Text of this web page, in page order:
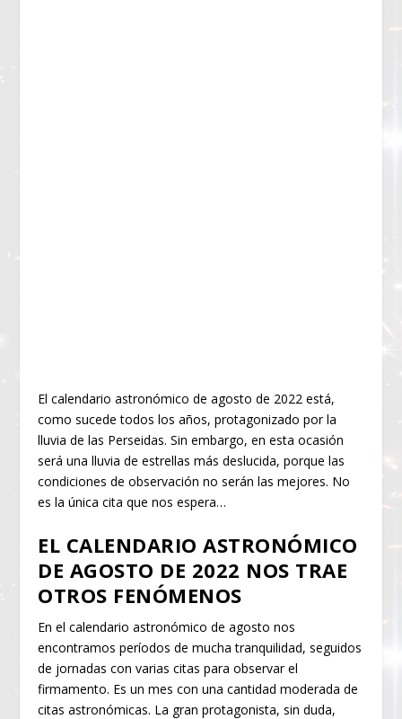
El calendario astronómico de agosto de 2022 está,
como sucede todos los años, protagonizado por la
lluvia de las Perseidas. Sin embargo, en esta ocasión
será una lluvia de estrellas más deslucida, porque las
condiciones de observación no serán las mejores. No
es la única cita que nos espera…
EL CALENDARIO ASTRONÓMICO
DE AGOSTO DE 2022 NOS TRAE
OTROS FENÓMENOS
En el calendario astronómico de agosto nos
encontramos períodos de mucha tranquilidad, seguidos
de jornadas con varias citas para observar el
firmamento. Es un mes con una cantidad moderada de
citas astronómicas. La gran protagonista, sin duda,